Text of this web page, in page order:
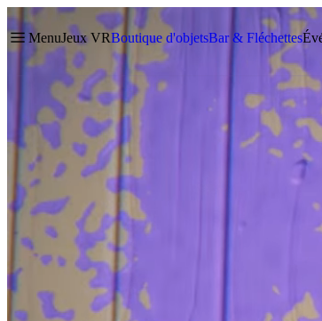
MenuJeux VRBoutique d'objetsBar & Fléchettes